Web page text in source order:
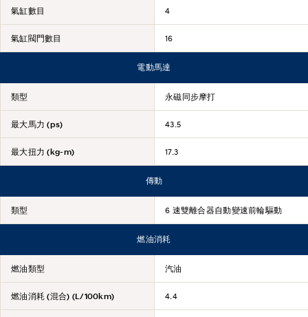
氣缸數目 4
氣缸閥門數目 16
電動馬達
類型 永磁同步摩打
最大馬力 (ps) 43.5
最大扭力 (kg-m) 17.3
傳動
類型 6 速雙離合器自動變速前輪驅動
燃油消耗
燃油類型 汽油
燃油消耗 (混合) (L/100km) 4.4